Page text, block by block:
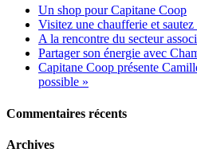
Un shop pour Capitane Coop
Visitez une chaufferie et sautez
A la rencontre du secteur
Partager son énergie avec
Capitane Coop présente
possible »
Commentaires récents
Archives